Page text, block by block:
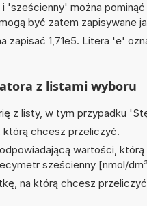
'sześcienny' można
być zatem zapisywane
zapisać 1,71e5. Litera 'e'
z listami wyboru
z listy, w tym przypadku '
chcesz przeliczyć.
wartości,
sześcienny [nmol/
na którą chcesz